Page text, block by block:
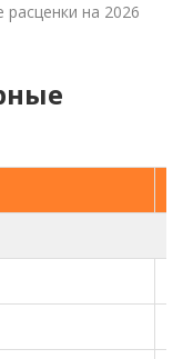
на 2026